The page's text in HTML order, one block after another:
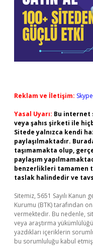
Reklam ve İletişim:
Yasal Uyarı: Bu internet
veya şahıs şirketi ile
Sitede yalnızca kendi
paylaşılmaktadır.
taşımamakta olup,
paylaşım
benzerlikleri tamamen
taslak halindedir ve
Sitemiz, 5651 Sayılı
Kurumu (BTK) tarafından
vermektedir. Bu nedenle,
veya araştırma
yazdıkları içeriklerin
bu sorumluluğu kabul etmiş